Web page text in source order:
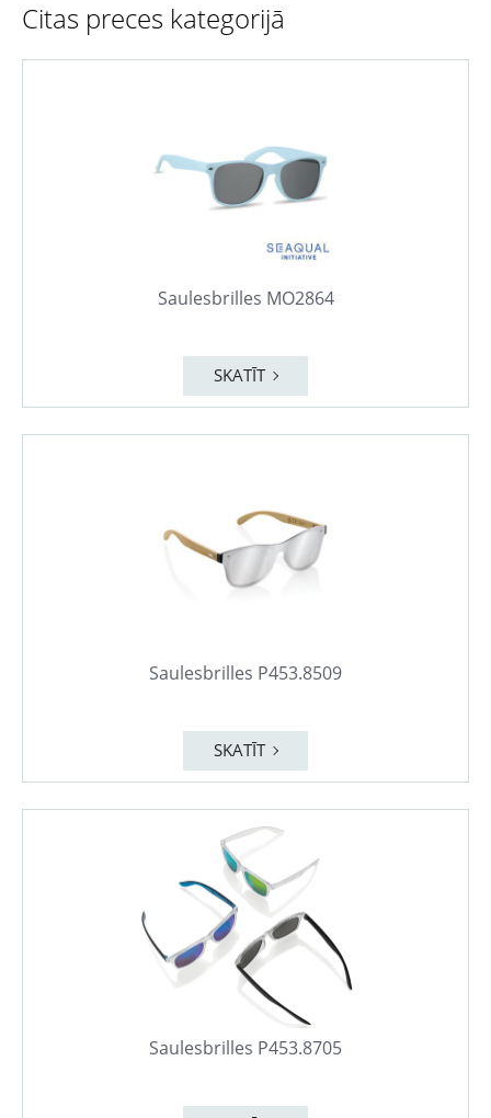
Citas preces kategorijā
Saulesbrilles MO2864
SKATĪT
Saulesbrilles P453.8509
SKATĪT
Saulesbrilles P453.8705